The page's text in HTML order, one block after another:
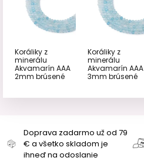
Koráliky z
minerálu
Akvamarín AAA
2mm brúsené
Koráliky z
minerálu
Akvamarín AAA
3mm brúsené
Doprava zadarmo už od 79
€ a všetko skladom je
ihneď na odoslanie